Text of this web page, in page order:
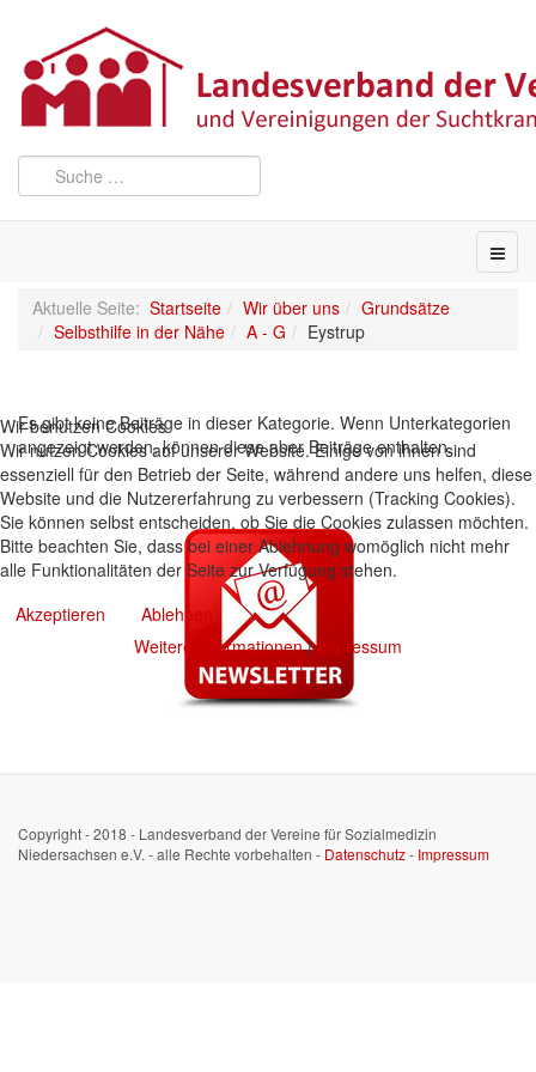
Aktuelle Seite: Startseite Wir über uns
Grundsätze
Selbsthilfe in der Nähe
A - G Eystrup
Es gibt keine Beiträge in dieser Kategorie. Wenn Unterkategorien
angezeigt werden, können diese aber Beiträge enthalten.
Copyright - 2018 - Landesverband der Vereine für Sozialmedizin
Niedersachsen e.V. - alle Rechte vorbehalten - Datenschutz- Impressum
Wir benutzen Cookies
Wir nutzen Cookies auf unserer Website. Einige von ihnen sind
essenziell für den Betrieb der Seite, während andere uns helfen, diese
Website und die Nutzererfahrung zu verbessern (Tracking Cookies).
Sie können selbst entscheiden, ob Sie die Cookies zulassen möchten.
Bitte beachten Sie, dass bei einer Ablehnung womöglich nicht mehr
alle Funktionalitäten der Seite zur Verfügung stehen.
Akzeptieren
Ablehnen
Weitere Informationen|Impressum